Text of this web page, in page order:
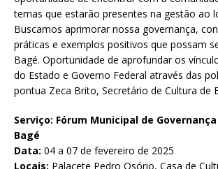
temas que estarão presentes na gestão ao
Buscamos aprimorar nossa governança,
práticas e exemplos positivos que possam
Bagé. Oportunidade de aprofundar os
do Estado e Governo Federal através das
pontua Zeca Brito, Secretário de Cultura de
Serviço: Fórum Municipal de
Bagé
Data: 04 a 07 de fevereiro de 2025
Locais: Palacete Pedro Osório, Casa de